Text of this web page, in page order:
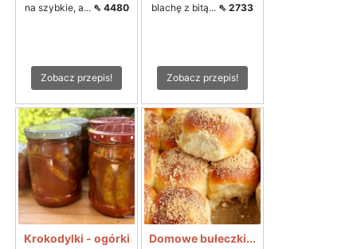
na szybkie, a... ⇖ 4480
Zobacz przepis!
blachę z bitą... ⇖ 2733
Zobacz przepis!
Krokodylki - ogórki
Domowe bułeczki...